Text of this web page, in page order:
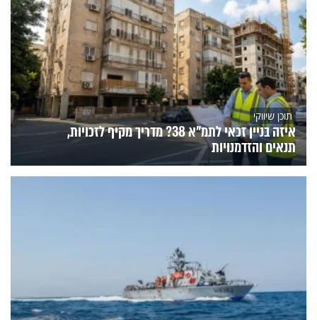
תוכן שיווקי
איזה בניין זכאי לתמ"א 38? מדריך מקיף לזכויות,
תנאים והזדמנויות